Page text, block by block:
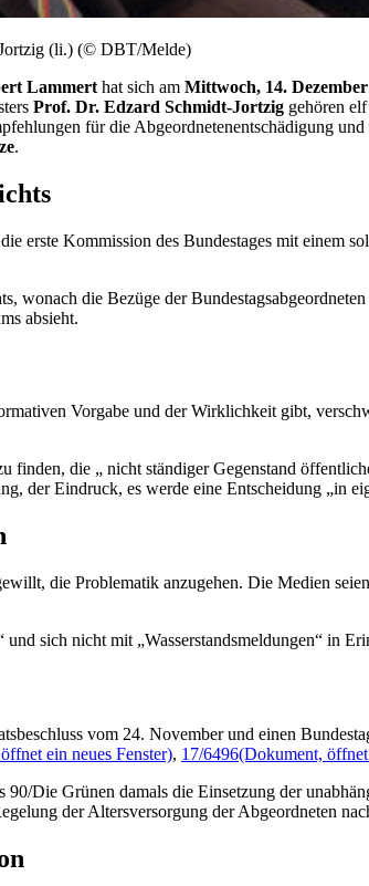
Jortzig (li.) (© DBT/Melde)
Lammert hat sich am Mittwoch, 14. Dezember
Prof. Dr. Edzard Schmidt-Jortzig gehören
für die Abgeordnetenentschädigung
.
erste Kommission des Bundestages mit einem
wonach die Bezüge der
absieht.
Vorgabe und der Wirklichkeit gibt,
finden, die „ nicht ständiger Gegenstand
der Eindruck, es werde eine Entscheidung „in
die Problematik anzugehen. Die Medien
sich nicht mit „Wasserstandsmeldungen“ in
vom 24. November und einen
ein neues Fenster), 17/6496(Dokument, öffnet
Die Grünen damals die Einsetzung der
der Altersversorgung der Abgeordneten